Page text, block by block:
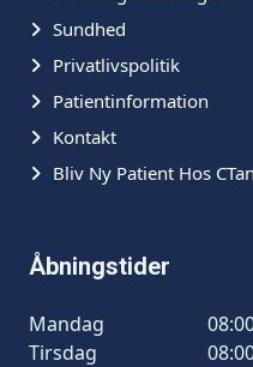
Sundhed
Privatlivspolitik
Patientinformation
Kontakt
Bliv Ny Patient Hos
Åbningstider
Mandag
Tirsdag